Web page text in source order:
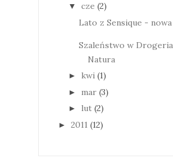
▼ cze (2)
Lato z Sensique -
Szaleństwo w
Natura
► kwi (1)
► mar (3)
► lut (2)
► 2011 (12)